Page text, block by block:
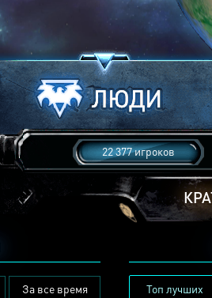
22 377 игроков
За все время Топ лучших